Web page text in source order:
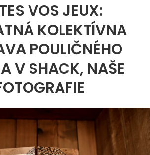
VOS JEUX:
KOLEKTÍVNA
POULIČNÉHO
V SHACK, NAŠE